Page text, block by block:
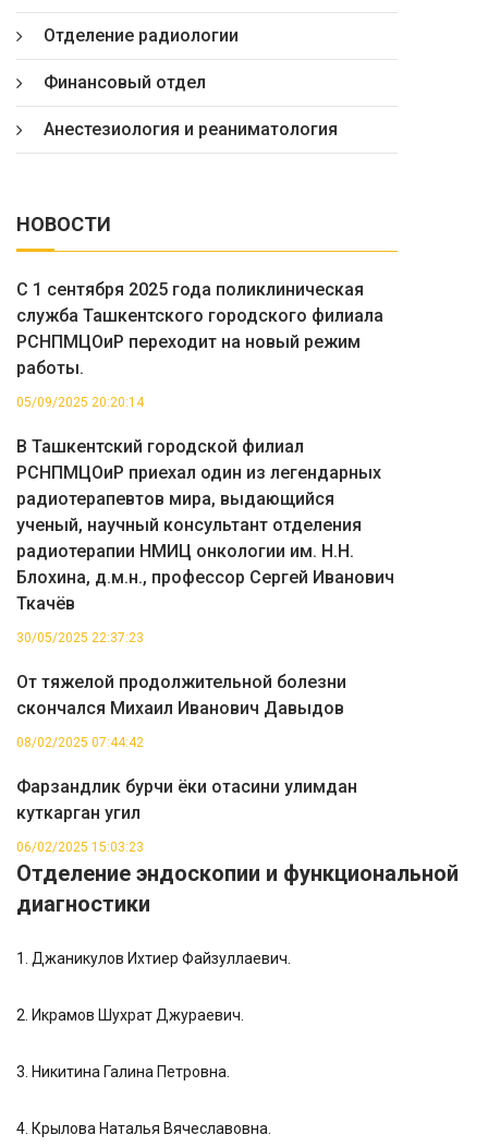
Отделение радиологии
Финансовый отдел
Анестезиология и реаниматология
НОВОСТИ
С 1 сентября 2025 года поликлиническая
служба Ташкентского городского филиала
РСНПМЦОиР переходит на новый режим
работы.
05/09/2025 20:20:14
В Ташкентский городской филиал
РСНПМЦОиР приехал один из легендарных
радиотерапевтов мира, выдающийся
ученый, научный консультант отделения
радиотерапии НМИЦ онкологии им. Н.Н.
Блохина, д.м.н., профессор Сергей Иванович
Ткачёв
30/05/2025 22:37:23
От тяжелой продолжительной болезни
скончался Михаил Иванович Давыдов
08/02/2025 07:44:42
Фарзандлик бурчи ёки отасини улимдан
куткарган угил
06/02/2025 15:03:23
Отделение эндоскопии и функциональной
диагностики
1. Джаникулов Ихтиер Файзуллаевич.
2. Икрамов Шухрат Джураевич.
3. Никитина Галина Петровна.
4. Крылова Наталья Вячеславовна.